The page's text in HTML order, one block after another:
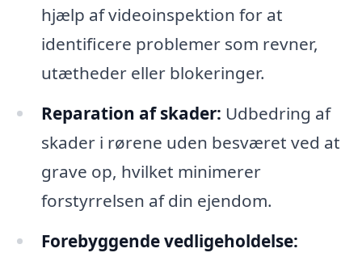
hjælp af videoinspektion for at
identificere problemer som revner,
utætheder eller blokeringer.
Reparation af skader: Udbedring af
skader i rørene uden besværet ved at
grave op, hvilket minimerer
forstyrrelsen af din ejendom.
Forebyggende vedligeholdelse: